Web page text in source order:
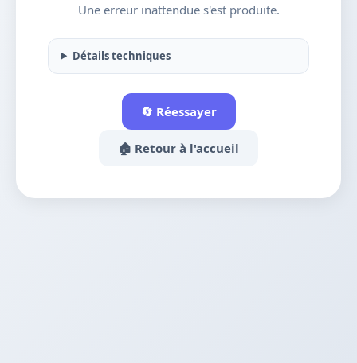
Une erreur inattendue s'est produite.
Détails techniques
🔄 Réessayer
🏠 Retour à l'accueil